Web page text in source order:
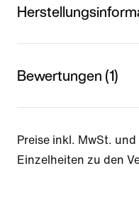
Bewertungen (1)
Preise inkl. MwSt.
Einzelheiten zu den